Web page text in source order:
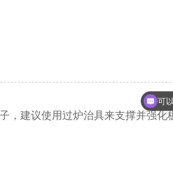
，建议使用过炉治具来支撑并强化
可